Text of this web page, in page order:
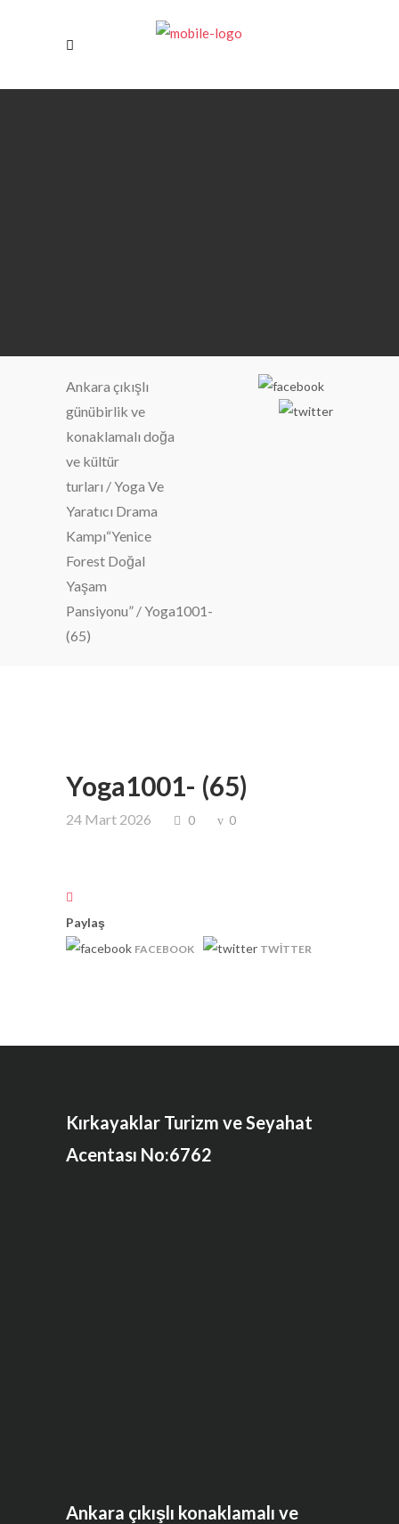
Ankara çıkışlı
günübirlik ve
konaklamalı doğa
ve kültür
turları /Yoga Ve
Yaratıcı Drama
Kampı“Yenice
Forest Doğal
Yaşam
Pansiyonu” /Yoga1001-
(65)
Yoga1001- (65)
24 Mart 2026 0 0
Paylaş
FACEBOOK TWITTER
Kırkayaklar Turizm ve Seyahat
Acentası No:6762
Ankara çıkışlı konaklamalı ve